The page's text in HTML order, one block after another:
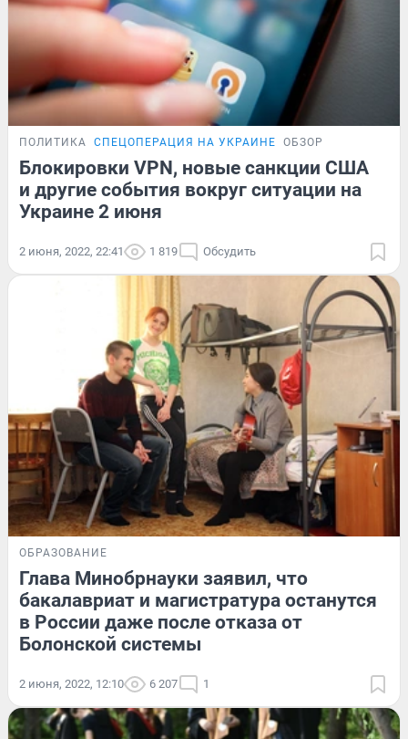
ПОЛИТИКА СПЕЦОПЕРАЦИЯ НА УКРАИНЕ ОБЗОР
Блокировки VPN, новые санкции США
и другие события вокруг ситуации на
Украине 2 июня
2 июня, 2022, 22:41 1 819 Обсудить
ОБРАЗОВАНИЕ
Глава Минобрнауки заявил, что
бакалавриат и магистратура останутся
в России даже после отказа от
Болонской системы
2 июня, 2022, 12:10 6 207 1